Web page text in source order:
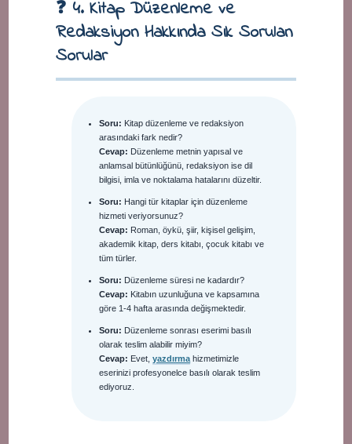
❓ 4. Kitap Düzenleme ve
Redaksiyon Hakkında Sık Sorulan
Sorular
Soru: Kitap düzenleme ve redaksiyon
arasındaki fark nedir?
Cevap: Düzenleme metnin yapısal ve
anlamsal bütünlüğünü, redaksiyon ise dil
bilgisi, imla ve noktalama hatalarını düzeltir.
Soru: Hangi tür kitaplar için düzenleme
hizmeti veriyorsunuz?
Cevap: Roman, öykü, şiir, kişisel gelişim,
akademik kitap, ders kitabı, çocuk kitabı ve
tüm türler.
Soru: Düzenleme süresi ne kadardır?
Cevap: Kitabın uzunluğuna ve kapsamına
göre 1-4 hafta arasında değişmektedir.
Soru: Düzenleme sonrası eserimi basılı
olarak teslim alabilir miyim?
Cevap: Evet,yazdırma hizmetimizle
eserinizi profesyonelce basılı olarak teslim
ediyoruz.